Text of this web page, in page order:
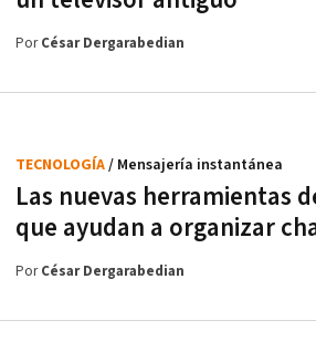
PorCésar Dergarabedian
Las nuevas herramientas
que ayudan a organizar
TECNOLOGÍA/ Mensajería instantánea
PorCésar Dergarabedian